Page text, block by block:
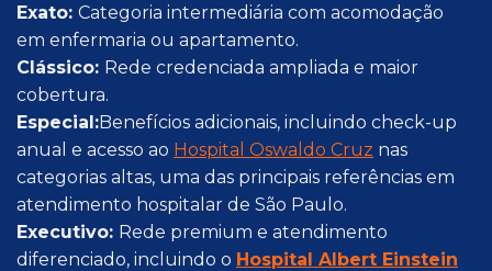
Exato: Categoria intermediária com acomodação
em enfermaria ou apartamento.
Clássico: Rede credenciada ampliada e maior
cobertura.
Especial:Benefícios adicionais, incluindo check-up
anual e acesso ao Hospital Oswaldo Cruz nas
categorias altas, uma das principais referências em
atendimento hospitalar de São Paulo.
Executivo: Rede premium e atendimento
diferenciado, incluindo o Hospital Albert Einstein